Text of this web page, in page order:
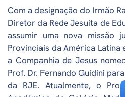
Com a designação do Irmão
Diretor da Rede Jesuíta de
assumir uma nova missão
Provinciais da América Latina
a Companhia de Jesus
Prof. Dr. Fernando Guidini
da RJE. Atualmente, o